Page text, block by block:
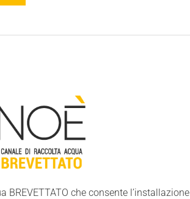
BREVETTATO che consente l’installazione